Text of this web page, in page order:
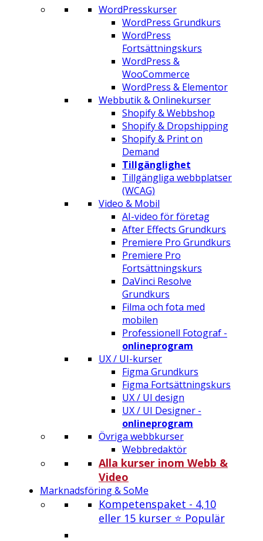
WordPresskurser
WordPress Grundkurs
WordPress
Fortsättningskurs
WordPress &
WooCommerce
WordPress & Elementor
Webbutik & Onlinekurser
Shopify & Webbshop
Shopify & Dropshipping
Shopify & Print on
Demand
Tillgänglighet
Tillgängliga webbplatser
(WCAG)
Video & Mobil
AI-video för företag
After Effects Grundkurs
Premiere Pro Grundkurs
Premiere Pro
Fortsättningskurs
DaVinci Resolve
Grundkurs
Filma och fota med
mobilen
Professionell Fotograf -
onlineprogram
UX / UI-kurser
Figma Grundkurs
Figma Fortsättningskurs
UX / UI design
UX / UI Designer -
onlineprogram
Övriga webbkurser
Webbredaktör
Alla kurser inom Webb &
Video
Marknadsföring & SoMe
Kompetenspaket - 4,10
eller 15 kurser ⭐ Populär